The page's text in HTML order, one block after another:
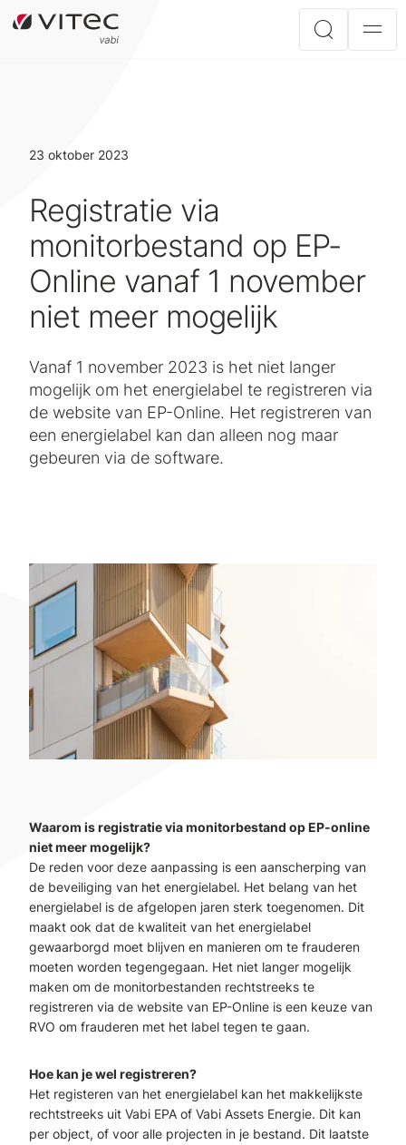
23 oktober 2023
Registratie via
monitorbestand op EP-
Online vanaf 1 november
niet meer mogelijk
Vanaf 1 november 2023 is het niet langer
mogelijk om het energielabel te registreren via
de website van EP-Online. Het registreren van
een energielabel kan dan alleen nog maar
gebeuren via de software.
Waarom is registratie via monitorbestand op EP-online
niet meer mogelijk?
De reden voor deze aanpassing is een aanscherping van
de beveiliging van het energielabel. Het belang van het
energielabel is de afgelopen jaren sterk toegenomen. Dit
maakt ook dat de kwaliteit van het energielabel
gewaarborgd moet blijven en manieren om te frauderen
moeten worden tegengegaan. Het niet langer mogelijk
maken om de monitorbestanden rechtstreeks te
registreren via de website van EP-Online is een keuze van
RVO om frauderen met het label tegen te gaan.
Hoe kan je wel registreren?
Het registeren van het energielabel kan het makkelijkste
rechtstreeks uit Vabi EPA of Vabi Assets Energie. Dit kan
per object, of voor alle projecten in je bestand. Dit laatste